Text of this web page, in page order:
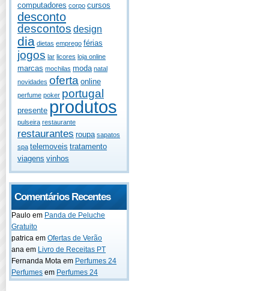
computadores corpo cursos
desconto
descontos design
dia dietas emprego férias
jogos lar licores loja online
marcas mochilas moda natal
novidades oferta online
perfume poker portugal
presente produtos
pulseira restaurante
restaurantes roupa sapatos
spa telemoveis tratamento
viagens vinhos
Comentários Recentes
Paulo em Panda de Peluche
Gratuito
patrica em Ofertas de Verão
ana em Livro de Receitas PT
Fernanda Mota em Perfumes 24
Perfumes em Perfumes 24